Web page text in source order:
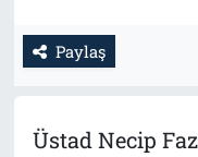
Paylaş
Üstad Necip